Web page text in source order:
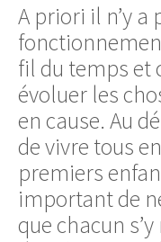
A priori il n’y a
fil du temps et
évoluer les
en cause. Au
de vivre tous
premiers
important de
que chacun